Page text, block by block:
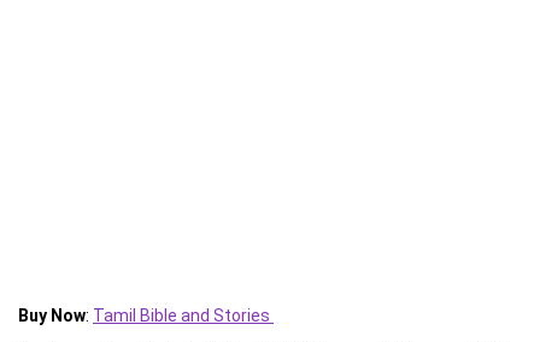
Buy Now: Tamil Bible and Stories